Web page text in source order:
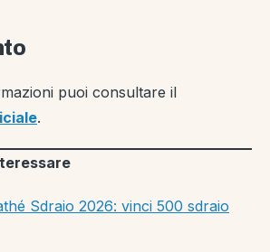
puoi consultare il
.
Sdraio 2026: vinci 500 sdraio